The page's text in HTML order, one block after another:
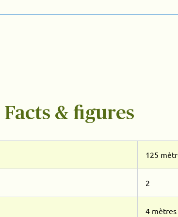
Facts & figures
125
2
4 mètres